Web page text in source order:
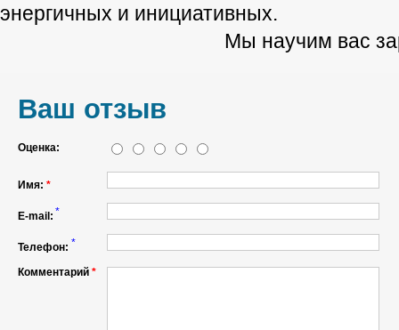
энергичных и инициативных.
Мы научим вас
Ваш отзыв
Оценка:
Имя: *
E-mail: *
Телефон: *
Комментарий *